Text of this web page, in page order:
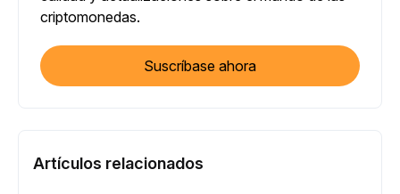
criptomonedas.
Suscríbase ahora
Artículos relacionados